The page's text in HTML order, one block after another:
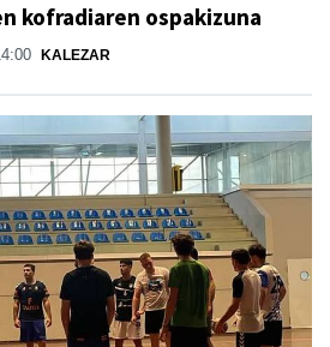
kofradiaren ospakizuna
KALEZAR